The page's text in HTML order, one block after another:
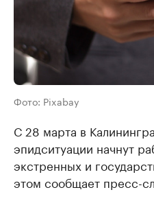
Фото: Pixabay
С 28 марта в
эпидситуации начнут
экстренных и
этом сообщает пресс-